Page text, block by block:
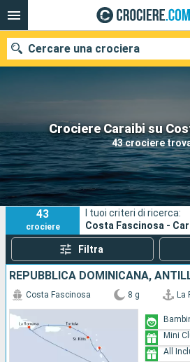
Crociere Caraibi su
43 crociere
Cercare una crociera
Le nostre destinazioni
Mesi di partenza
Porti
43
crociere
I tuoi criteri di ricerca:
Costa Fascinosa -
Filtra
Costa Fascinosa 8 g La
Mini
All